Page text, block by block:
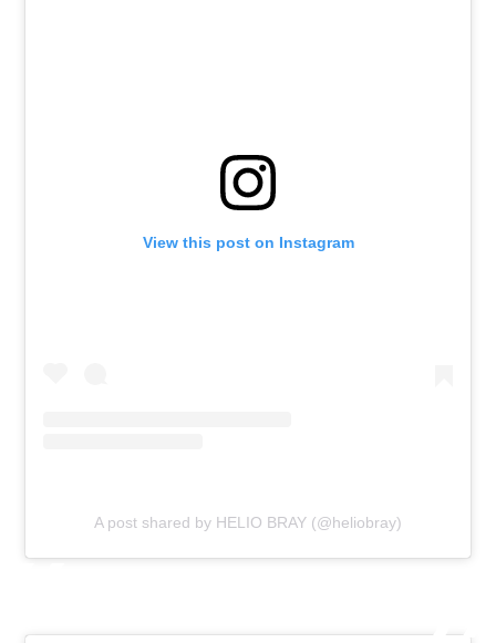
View this post on Instagram
A post shared by HELIO BRAY (@heliobray)